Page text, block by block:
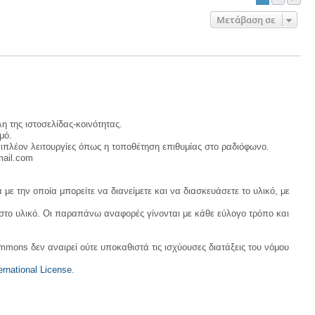
Μετάβαση σε
ιστοσελίδας-κοινότητας.
λειτουργίες όπως η τοποθέτηση επιθυμίας στο ραδιόφωνο.
οποία μπορείτε να διανείμετε και να διασκευάσετε το υλικό, με
υλικό. Οι παραπάνω αναφορές γίνονται με κάθε εύλογο τρόπο και
δεν αναιρεί ούτε υποκαθιστά τις ισχύουσες διατάξεις του νόμου
License.